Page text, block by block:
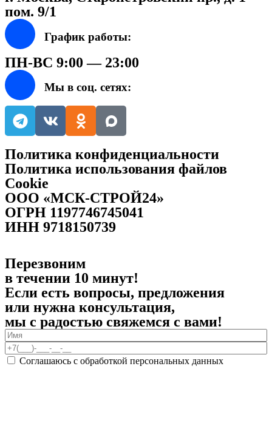
пом. 9/1
График работы:
ПН-ВС 9:00 — 23:00
Мы в соц. сетях:
Политика конфиденциальности
Политика использования файлов
Cookie
ООО «МСК-СТРОЙ24»
ОГРН 1197746745041
ИНН 9718150739
Перезвоним
в течении 10 минут!
Если есть вопросы, предложения
или нужна консультация,
мы с радостью свяжемся с вами!
Соглашаюсь с обработкой персональных данных